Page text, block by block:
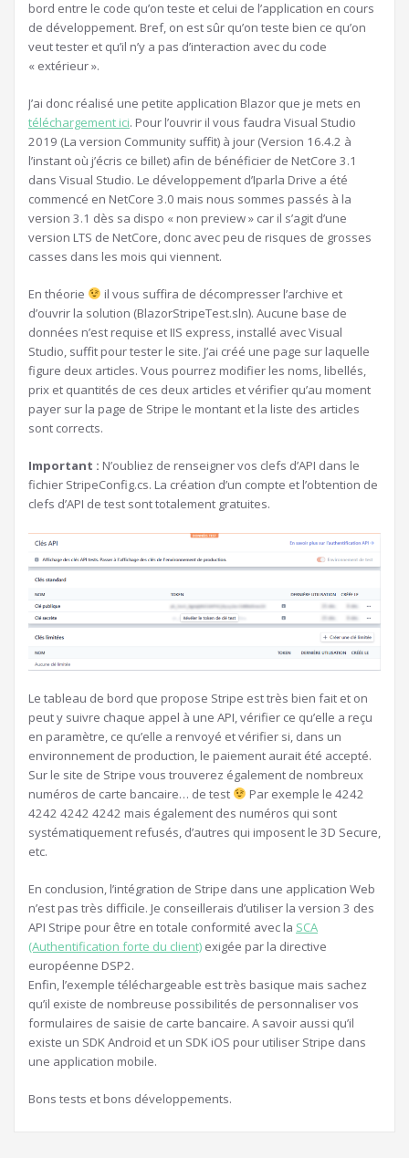
bord entre le code qu’on teste et celui de l’application en cours
de développement. Bref, on est sûr qu’on teste bien ce qu’on
veut tester et qu’il n’y a pas d’interaction avec du code
« extérieur ».
J’ai donc réalisé une petite application Blazor que je mets en
téléchargement ici. Pour l’ouvrir il vous faudra Visual Studio
2019 (La version Community suffit) à jour (Version 16.4.2 à
l’instant où j’écris ce billet) afin de bénéficier de NetCore 3.1
dans Visual Studio. Le développement d’Iparla Drive a été
commencé en NetCore 3.0 mais nous sommes passés à la
version 3.1 dès sa dispo « non preview » car il s’agit d’une
version LTS de NetCore, donc avec peu de risques de grosses
casses dans les mois qui viennent.
En théorie
il vous suffira de décompresser l’archive et
d’ouvrir la solution (BlazorStripeTest.sln). Aucune base de
données n’est requise et IIS express, installé avec Visual
Studio, suffit pour tester le site. J’ai créé une page sur laquelle
figure deux articles. Vous pourrez modifier les noms, libellés,
prix et quantités de ces deux articles et vérifier qu’au moment
payer sur la page de Stripe le montant et la liste des articles
sont corrects.
Important : N’oubliez de renseigner vos clefs d’API dans le
fichier StripeConfig.cs. La création d’un compte et l’obtention de
clefs d’API de test sont totalement gratuites.
Le tableau de bord que propose Stripe est très bien fait et on
peut y suivre chaque appel à une API, vérifier ce qu’elle a reçu
en paramètre, ce qu’elle a renvoyé et vérifier si, dans un
environnement de production, le paiement aurait été accepté.
Sur le site de Stripe vous trouverez également de nombreux
numéros de carte bancaire… de test
Par exemple le 4242
4242 4242 4242 mais également des numéros qui sont
systématiquement refusés, d’autres qui imposent le 3D Secure,
etc.
En conclusion, l’intégration de Stripe dans une application Web
n’est pas très difficile. Je conseillerais d’utiliser la version 3 des
API Stripe pour être en totale conformité avec la SCA
(Authentification forte du client) exigée par la directive
européenne DSP2.
Enfin, l’exemple téléchargeable est très basique mais sachez
qu’il existe de nombreuse possibilités de personnaliser vos
formulaires de saisie de carte bancaire. A savoir aussi qu’il
existe un SDK Android et un SDK iOS pour utiliser Stripe dans
une application mobile.
Bons tests et bons développements.